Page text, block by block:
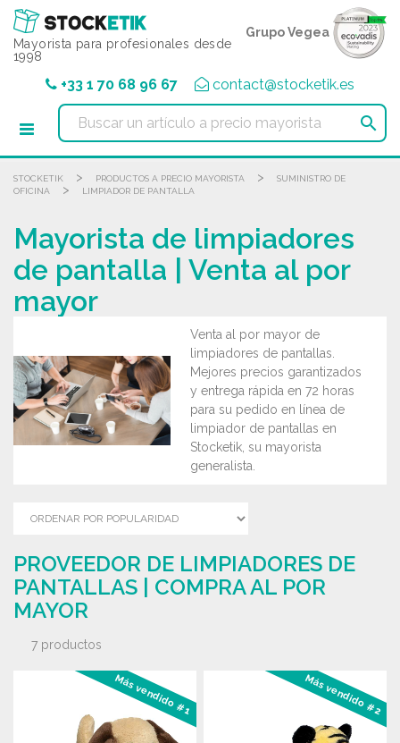
Mayorista para profesionales desde
1998
Grupo Vegea
+33 1 70 68 96 67 contact@stocketik.es

STOCKETIK > PRODUCTOS A PRECIO MAYORISTA >
SUMINISTRO DE
OFICINA
> LIMPIADOR DE PANTALLA
Mayorista de limpiadores
de pantalla | Venta al por
mayor
Venta al por mayor de
limpiadores de pantallas.
Mejores precios garantizados
y entrega rápida en 72 horas
para su pedido en línea de
limpiador de pantallas en
Stocketik, su mayorista
generalista.
PROVEEDOR DE LIMPIADORES DE
PANTALLAS | COMPRA AL POR
MAYOR
7 productos
Más vendido #1 Más vendido #2
Panel de gestión de cookies